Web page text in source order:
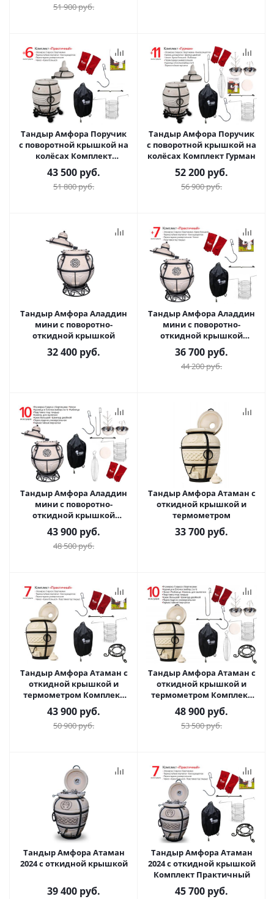
51 900руб.
Тандыр Амфора Поручик
с поворотной крышкой на
колёсах Комплект
Практичный
43 500 руб.
51 800руб.
Тандыр Амфора Поручик
с поворотной крышкой на
колёсах Комплект Гурман
52 200 руб.
56 900руб.
Тандыр Амфора Аладдин
мини с поворотно-
откидной крышкой
32 400 руб.
Тандыр Амфора Аладдин
мини с поворотно-
откидной крышкой
Комплект Практичный
36 700 руб.
44 200руб.
Тандыр Амфора Аладдин
мини с поворотно-
откидной крышкой
Комплект Гурман
43 900 руб.
48 500руб.
Тандыр Амфора Атаман с
откидной крышкой и
термометром
33 700 руб.
Тандыр Амфора Атаман с
откидной крышкой и
термометром Комплект
Практичный
43 900 руб.
50 900руб.
Тандыр Амфора Атаман с
откидной крышкой и
термометром Комплект
Гурман
48 900 руб.
53 500руб.
Тандыр Амфора Атаман
2024 с откидной крышкой
39 400 руб.
Тандыр Амфора Атаман
2024 с откидной крышкой
Комплект Практичный
45 700 руб.